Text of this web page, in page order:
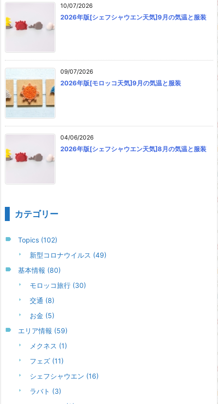
10/07/2026
2026年版[シェフシャウエン天気]9月の気温と服装
09/07/2026
2026年版[モロッコ天気]9月の気温と服装
04/06/2026
2026年版[シェフシャウエン天気]8月の気温と服装
カテゴリー
Topics (102)
新型コロナウイルス (49)
基本情報 (80)
モロッコ旅行 (30)
交通 (8)
お金 (5)
エリア情報 (59)
メクネス (1)
フェズ (11)
シェフシャウエン (16)
ラバト (3)